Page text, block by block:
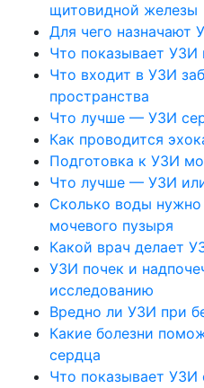
щитовидной железы
Для чего назначают
Что показывает УЗИ
Что входит в УЗИ
пространства
Что лучше — УЗИ
Как проводится
Подготовка к УЗИ
Что лучше — УЗИ
Сколько воды
мочевого пузыря
Какой врач делает
УЗИ почек и
исследованию
Вредно ли УЗИ при
Какие болезни
сердца
Что показывает УЗИ